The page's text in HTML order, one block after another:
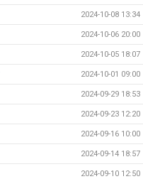
2024-10-08 13:34
2024-10-06 20:00
2024-10-05 18:07
2024-10-01 09:00
2024-09-29 18:53
2024-09-23 12:20
2024-09-16 10:00
2024-09-14 18:57
2024-09-10 12:50